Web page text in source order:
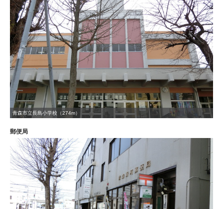
青森市立長島小学校（274m）
郵便局